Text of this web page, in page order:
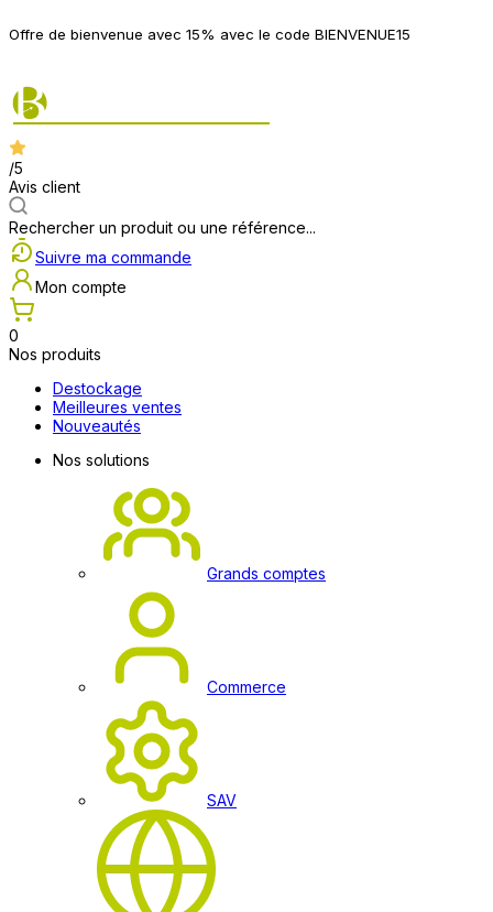
Offre de bienvenue avec 15% avec le code BIENVENUE15
/5
Avis client
Rechercher un produit ou une référence...
Suivre ma commande
Mon compte
0
Nos produits
Destockage
Meilleures ventes
Nouveautés
Nos solutions
Grands comptes
Commerce
SAV